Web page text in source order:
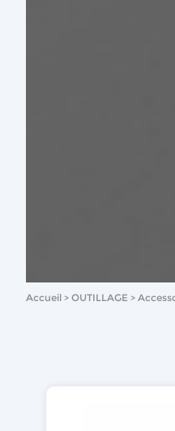
Accueil OUTILLAGE